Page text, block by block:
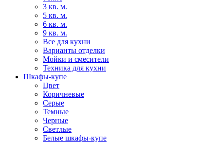
3 кв. м.
5 кв. м.
6 кв. м.
9 кв. м.
Все для кухни
Варианты отделки
Мойки и смесители
Техника для кухни
Шкафы-купе
Цвет
Коричневые
Серые
Темные
Черные
Светлые
Белые шкафы-купе